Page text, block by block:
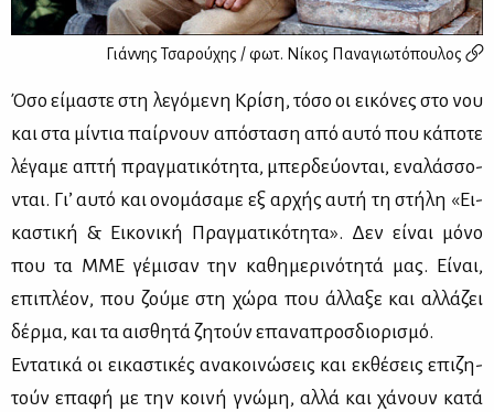
Γιάννης Τσαρούχης / φωτ. Νίκος Παναγιωτόπουλος
Όσο εί­μα­στε στη λε­γό­με­νη Κρί­ση, τό­σο οι ει­κό­νες στο νου
και στα μί­ντια παίρ­νουν από­στα­ση από αυ­τό που κά­πο­τε
λέ­γα­με απτή πραγ­μα­τι­κό­τη­τα, μπερ­δεύ­ο­νται, ενα­λάσ­σο­
νται. Γι’ αυ­τό και ονο­μά­σα­με εξ αρ­χής αυ­τή τη στή­λη «Ει­
κα­στι­κή & Ει­κο­νι­κή Πραγ­μα­τι­κό­τη­τα». Δεν εί­ναι μό­νο
που τα ΜΜΕ γέ­μι­σαν την κα­θη­με­ρι­νό­τη­τά μας. Εί­ναι,
επι­πλέ­ον, που ζού­με στη χώ­ρα που άλ­λα­ξε και αλ­λά­ζει
δέρ­μα, και τα αι­σθη­τά ζη­τούν επα­να­προσ­διο­ρι­σμό.
Εντα­τι­κά οι ει­κα­στι­κές ανα­κοι­νώ­σεις και εκ­θέ­σεις επι­ζη­
τούν επα­φή με την κοι­νή γνώ­μη, αλ­λά και χά­νουν κα­τά